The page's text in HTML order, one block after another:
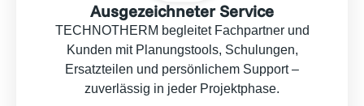
Ausgezeichneter Service
TECHNOTHERM begleitet Fachpartner und
Kunden mit Planungstools, Schulungen,
Ersatzteilen und persönlichem Support –
zuverlässig in jeder Projektphase.